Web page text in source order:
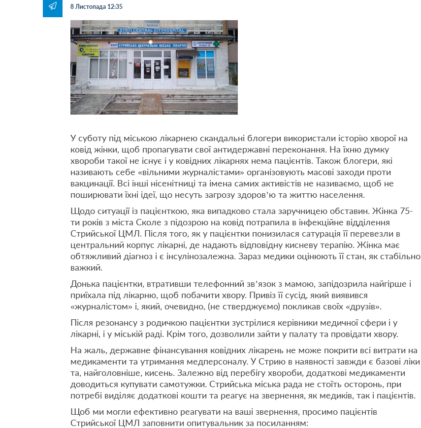
8 Листопада 12:35
У суботу під міською лікарнею скандальні блогери використали історію хворої на
ковід жінки, щоб пропагувати свої антидержавні переконання. На їхню думку
хвороби такої не існує і у ковідних лікарнях нема пацієнтів. Також блогери, які
називають себе «вільними журналістами» організовують масові заходи проти
вакцинації. Всі інші нісенітниці та імена самих активістів не називаємо, щоб не
поширювати їхні ідеї, що несуть загрозу здоров’ю та життю населення.
Щодо ситуації із пацієнткою, яка випадково стала заручницею обставин. Жінка 75-
ти років з міста Сколе з підозрою на ковід потрапила в інфекційне відділення
Стрийської ЦМЛ. Після того, як у пацієнтки понизилася сатурація її перевезли в
центральний корпус лікарні, де надають відповідну кисневу терапію. Жінка має
обтяжливий діагноз і є інсулінозалежна. Зараз медики оцінюють її стан, як стабільно
важкий.
Донька пацієнтки, втративши телефонний зв’язок з мамою, запідозрила найгірше і
приїхала під лікарню, щоб побачити хвору. Привіз її сусід, який виявився
«журналістом» і, який, очевидно, (не стверджуємо) покликав своїх «друзів».
Після резонансу з родичкою пацієнтки зустрілися керівники медичної сфери і у
лікарні, і у міській раді. Крім того, дозволили зайти у палату та провідати хвору.
На жаль, державне фінансування ковідних лікарень не може покрити всі витрати на
медикаменти та утримання медперсоналу. У Стрию в наявності завжди є базові ліки
та, найголовніше, кисень. Залежно від перебігу хвороби, додаткові медикаменти
доводиться купувати самотужки. Стрийська міська рада не стоїть осторонь, при
потребі виділяє додаткові кошти та реагує на звернення, як медиків, так і пацієнтів.
Щоб ми могли ефективно реагувати на ваші звернення, просимо пацієнтів
Стрийської ЦМЛ заповнити опитувальник за посиланням: